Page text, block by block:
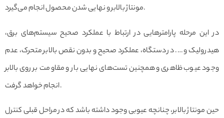
مونتاژ بالابر و نهایی شدن محصول انجام می‌گیرد.
در این مرحله پارامترهایی در ارتباط با عملکرد صحیح سیستم‌های برق،
هیدرولیک و …. در دستگاه، عملکرد صحیح و بدون نقص بالابر متحرک، عدم
وجود عیوب ظاهری و همچنین تست‌های نهایی بار و مقاومت بر روی بالابر
انجام خواهد گرفت.
حین مونتاژ بالابر، چنانچه عیوبی وجود داشته باشد که در مراحل قبلی کنترل